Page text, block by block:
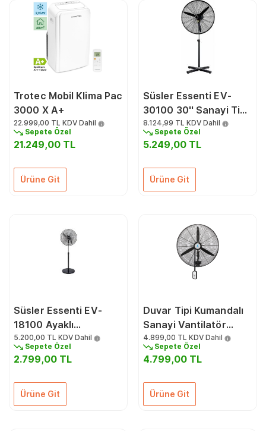
Trotec Mobil Klima Pac
3000 X A+
22.999,00 TL KDV Dahil
Sepete Özel
21.249,00 TL
Ürüne Git
Süsler Essenti EV-
30100 30'' Sanayi Tipi
Ayaklı Vantilatör 240
W
8.124,99 TL KDV Dahil
Sepete Özel
5.249,00 TL
Ürüne Git
Süsler Essenti EV-
18100 Ayaklı
Vantilatör 150 W
5.200,00 TL KDV Dahil
Sepete Özel
2.799,00 TL
Ürüne Git
Duvar Tipi Kumandalı
Sanayi Vantilatör
180W KCF292KD
4.899,00 TL KDV Dahil
Sepete Özel
4.799,00 TL
Ürüne Git